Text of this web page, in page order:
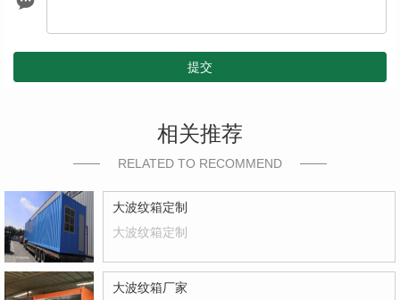
提交
相关推荐
RELATED TO RECOMMEND
大波纹箱定制
大波纹箱定制
大波纹箱厂家